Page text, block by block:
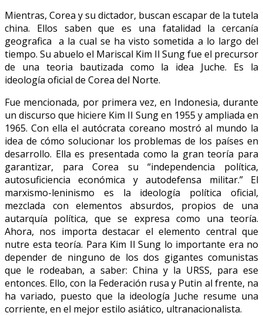
Mientras, Corea y su dictador, buscan escapar de la tutela
china. Ellos saben que es una fatalidad la cercanía
geografica a la cual se ha visto sometida a lo largo del
tiempo. Su abuelo el Mariscal Kim Il Sung fue el precursor
de una teoria bautizada como la idea Juche. Es la
ideología oficial de Corea del Norte.
Fue mencionada, por primera vez, en Indonesia, durante
un discurso que hiciere Kim Il Sung en 1955 y ampliada en
1965. Con ella el autócrata coreano mostró al mundo la
idea de cómo solucionar los problemas de los países en
desarrollo. Ella es presentada como la gran teoría para
garantizar, para Corea su “independencia política,
autosuficiencia económica y autodefensa militar.” El
marxismo-leninismo es la ideologí­a polí­tica oficial,
mezclada con elementos absurdos, propios de una
autarquía política, que se expresa como una teoría.
Ahora, nos importa destacar el elemento central que
nutre esta teoría. Para Kim Il Sung lo importante era no
depender de ninguno de los dos gigantes comunistas
que le rodeaban, a saber: China y la URSS, para ese
entonces. Ello, con la Federación rusa y Putin al frente, na
ha variado, puesto que la ideologí­a Juche resume una
corriente, en el mejor estilo asiático, ultranacionalista.